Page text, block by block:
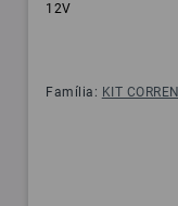
12V
Família: KIT